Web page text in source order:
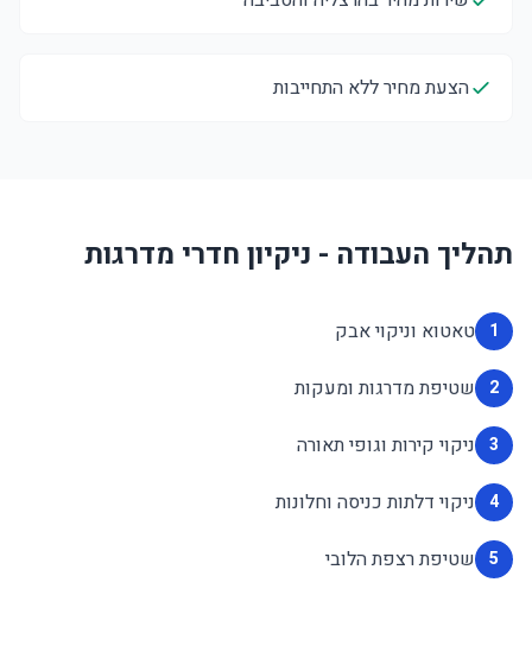
הצעת מחיר ללא התחייבות
תהליך העבודה - ניקיון חדרי מדרגות
1 טאטוא וניקוי אבק
2 שטיפת מדרגות ומעקות
3 ניקוי קירות וגופי תאורה
4 ניקוי דלתות כניסה וחלונות
5 שטיפת רצפת הלובי